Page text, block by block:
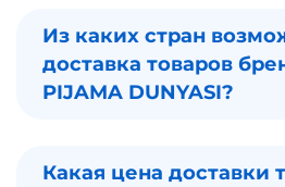
Из каких стран
доставка товаров
PIJAMA DUNYASI?
Какая цена доставки